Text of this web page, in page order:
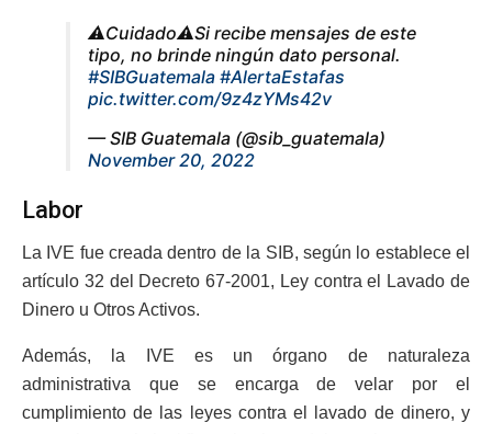
⚠️Cuidado⚠️Si recibe mensajes de este
tipo, no brinde ningún dato personal.
#SIBGuatemala #AlertaEstafas
pic.twitter.com/9z4zYMs42v
— SIB Guatemala (@sib_guatemala)
November 20, 2022
Labor
La IVE fue creada dentro de la SIB, según lo establece el
artículo 32 del Decreto 67-2001, Ley contra el Lavado de
Dinero u Otros Activos.
Además, la IVE es un órgano de naturaleza
administrativa que se encarga de velar por el
cumplimiento de las leyes contra el lavado de dinero, y